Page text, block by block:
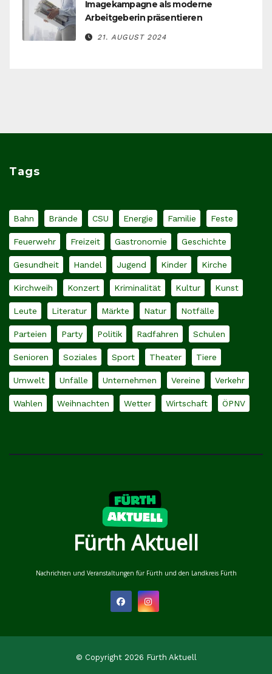
Imagekampagne als moderne
Arbeitgeberin präsentieren
21. AUGUST 2024
Tags
Bahn Brände CSU Energie Familie Feste
Feuerwehr Freizeit Gastronomie Geschichte
Gesundheit Handel Jugend Kinder Kirche
Kirchweih Konzert Kriminalität Kultur Kunst
Leute Literatur Märkte Natur Notfälle
Parteien Party Politik Radfahren Schulen
Senioren Soziales Sport Theater Tiere
Umwelt Unfälle Unternehmen Vereine Verkehr
Wahlen Weihnachten Wetter Wirtschaft ÖPNV
Fürth Aktuell
Nachrichten und Veranstaltungen für Fürth und den Landkreis Fürth
© Copyright 2026 Fürth Aktuell